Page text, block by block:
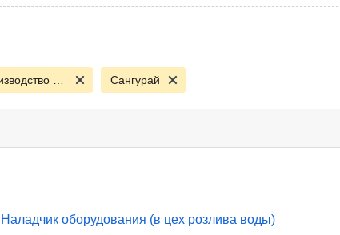
Сангурай
Наладчик оборудования (в цех розлива воды)